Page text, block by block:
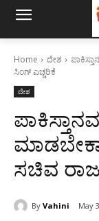
Home ದೇಶ
ಸಿಂಗ್ ಎಚ್ಚರಿಕೆ
ದೇಶ
ಸಚಿವ
By Vahini May